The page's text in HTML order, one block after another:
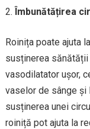
Îmbunătățirea
Roinița poate ajuta
susținerea
vasodilatator ușor,
vaselor de sânge și
susținerea unei
roiniță pot ajuta la